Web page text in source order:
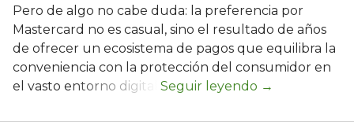
Pero de algo no cabe duda: la preferencia por
Mastercard no es casual, sino el resultado de años
de ofrecer un ecosistema de pagos que equilibra la
conveniencia con la protección del consumidor en
el vasto entorno digital.